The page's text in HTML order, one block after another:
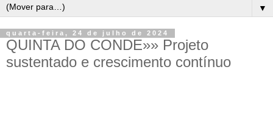
▼
quarta-feira, 24 de julho de 2024
QUINTA DO CONDE»» Projeto
sustentado e crescimento contínuo